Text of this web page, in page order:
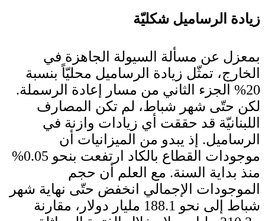
زيادة الرساميل شكليّة
بمعزل عن مسألة السيولة الجاهزة في
الخارج، تمثّل زيادة الرساميل محليّاً بنسبة
20% الجزء الثاني من مسار إعادة الرسملة.
لكن حتّى شهر شباط، لم تكن المصارف
اللبنانيّة قد حققت أي زيادات وازنة في
الرساميل. إذ يبدو من الميزانيات أن
موجودات القطاع بالكاد ارتفعت بنحو 0.05%
منذ بداية السنة. مع العلم أن حجم
الموجودات الإجمالي انخفض حتّى نهاية شهر
شباط إلى نحو 188.1 مليار دولار، مقارنة